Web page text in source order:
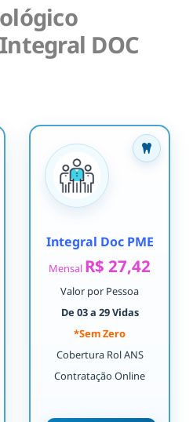
DOC
Integral Doc PME
Mensal R$ 27,42
Valor por Pessoa
De 03 a 29 Vidas
*Sem Zero
Cobertura Rol ANS
Contratação Online